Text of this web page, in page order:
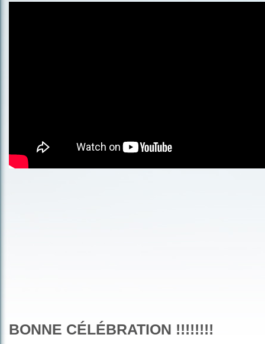
BONNE CÉLÉBRATION !!!!!!!!